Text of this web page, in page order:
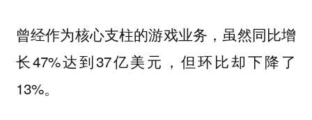
曾经作为核心支柱的游戏业务，虽然同比增
长47%达到37亿美元，但环比却下降了
13%。